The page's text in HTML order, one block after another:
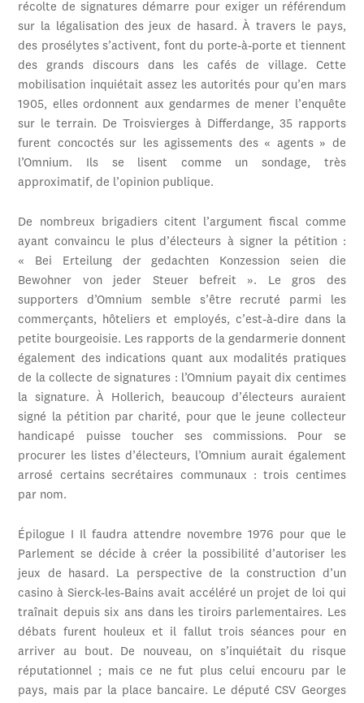
récolte de signatures démarre pour exiger un référendum
sur la légalisation des jeux de hasard. À travers le pays,
des prosélytes s’activent, font du porte-à-porte et tiennent
des grands discours dans les cafés de village. Cette
mobilisation inquiétait assez les autorités pour qu’en mars
1905, elles ordonnent aux gendarmes de mener l’enquête
sur le terrain. De Troisvierges à Differdange, 35 rapports
furent concoctés sur les agissements des « agents » de
l’Omnium. Ils se lisent comme un sondage, très
approximatif, de l’opinion publique.
De nombreux brigadiers citent l’argument fiscal comme
ayant convaincu le plus d’électeurs à signer la pétition :
« Bei Erteilung der gedachten Konzession seien die
Bewohner von jeder Steuer befreit ». Le gros des
supporters d’Omnium semble s’être recruté parmi les
commerçants, hôteliers et employés, c’est-à-dire dans la
petite bourgeoisie. Les rapports de la gendarmerie donnent
également des indications quant aux modalités pratiques
de la collecte de signatures : l’Omnium payait dix centimes
la signature. À Hollerich, beaucoup d’électeurs auraient
signé la pétition par charité, pour que le jeune collecteur
handicapé puisse toucher ses commissions. Pour se
procurer les listes d’électeurs, l’Omnium aurait également
arrosé certains secrétaires communaux : trois centimes
par nom.
Épilogue I Il faudra attendre novembre 1976 pour que le
Parlement se décide à créer la possibilité d’autoriser les
jeux de hasard. La perspective de la construction d’un
casino à Sierck-les-Bains avait accéléré un projet de loi qui
traînait depuis six ans dans les tiroirs parlementaires. Les
débats furent houleux et il fallut trois séances pour en
arriver au bout. De nouveau, on s’inquiétait du risque
réputationnel ; mais ce ne fut plus celui encouru par le
pays, mais par la place bancaire. Le député CSV Georges